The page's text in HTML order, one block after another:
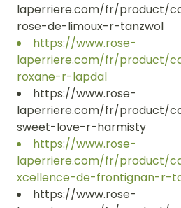
laperriere.com/fr/product/
rose-de-limoux-r-tanzwol
https://www.rose-
laperriere.com/fr/product/
roxane-r-lapdal
https://www.rose-
laperriere.com/fr/product/
sweet-love-r-harmisty
https://www.rose-
laperriere.com/fr/product/
xcellence-de-frontignan-r-
https://www.rose-